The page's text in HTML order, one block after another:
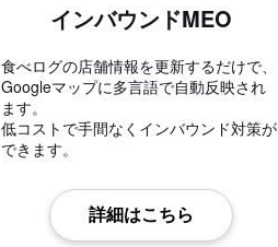
インバウンドMEO
食べログの店舗情報を更新するだけで、
Googleマップに多言語で自動反映され
ます。
低コストで手間なくインバウンド対策が
できます。
詳細はこちら